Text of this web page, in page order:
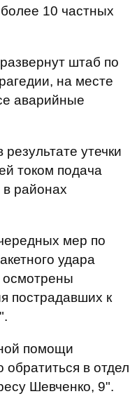
10 частных
штаб по
на месте
аварийные
утечки
током подача
в районах
мер по
удара
пострадавших к
помощи
в отдел
Шевченко, 9".